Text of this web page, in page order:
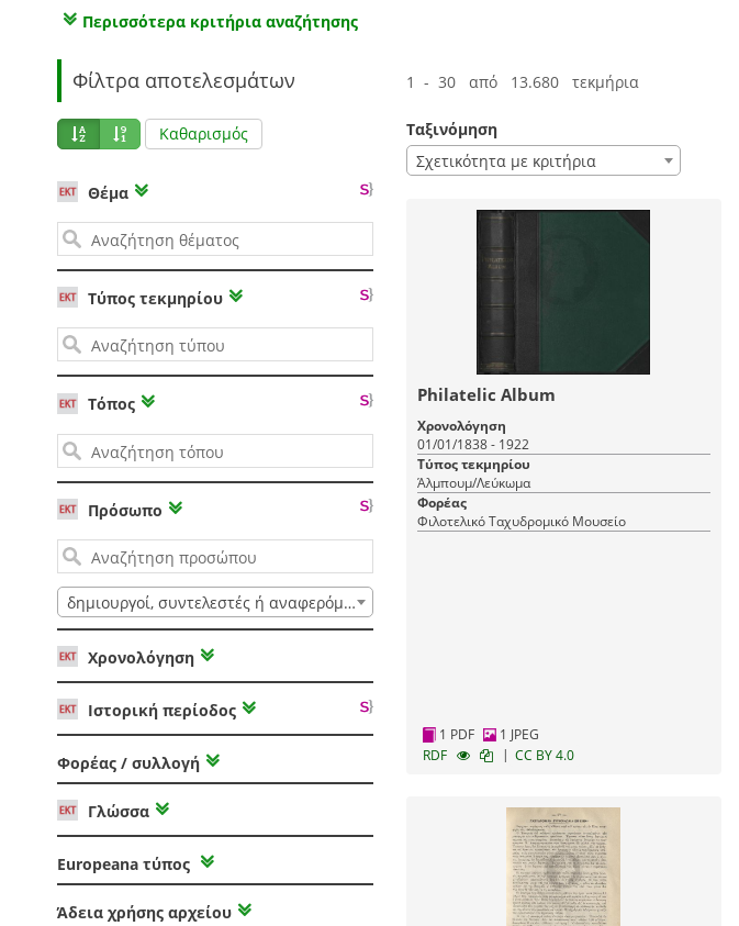
Περισσότερα κριτήρια αναζήτησης
Φίλτρα αποτελεσμάτων
Καθαρισμός
Θέμα
Τύπος τεκμηρίου
Τόπος
Πρόσωπο
δημιουργοί, συντελεστές ή αναφερόμενοι
Χρονολόγηση
Ιστορική περίοδος
Φορέας / συλλογή
Γλώσσα
Europeana τύπος
Άδεια χρήσης αρχείου
1 - 30 από 13.680 τεκμήρια
Ταξινόμηση
Σχετικότητα με κριτήρια
Philatelic Album
Χρονολόγηση
01/01/1838 - 1922
Τύπος τεκμηρίου
Άλμπουμ/Λεύκωμα
Φορέας
Φιλοτελικό Ταχυδρομικό Μουσείο
1 PDF
1 JPEG
RDF
| CC BY 4.0